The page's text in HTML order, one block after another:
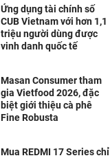
Ứng dụng tài chính số
CUB Vietnam với hơn 1,1
triệu người dùng được
vinh danh quốc tế
Masan Consumer tham
gia Vietfood 2026, đặc
biệt giới thiệu cà phê
Fine Robusta
Mua REDMI 17 Series chỉ